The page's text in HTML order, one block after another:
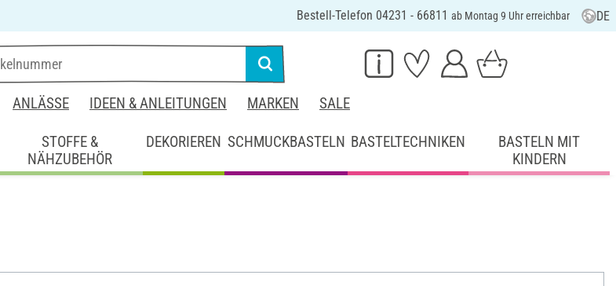
Bestell-Telefon 04231 - 66811 ab Montag 9 Uhr erreichbar DE
ANLÄSSE IDEEN & ANLEITUNGEN MARKEN SALE
STOFFE &
NÄHZUBEHÖR
DEKORIEREN SCHMUCKBASTELN BASTELTECHNIKEN
BASTELN MIT
KINDERN